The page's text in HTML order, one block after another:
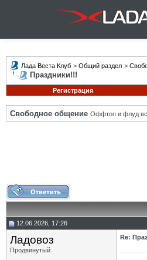
Лада Веста Клуб > Общий раздел >
Праздники!!!
Регистрация
Свободное общение Оффтоп и флуд
12.06.2026, 17:26
Ладовоз
Продвинутый
Re: